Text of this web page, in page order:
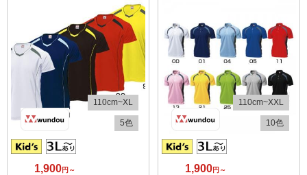
5色
110cm~XL
1,900円～
10色
110cm~XXL
1,900円～